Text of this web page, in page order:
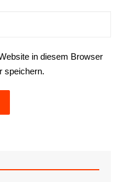
in diesem Browser
speichern.